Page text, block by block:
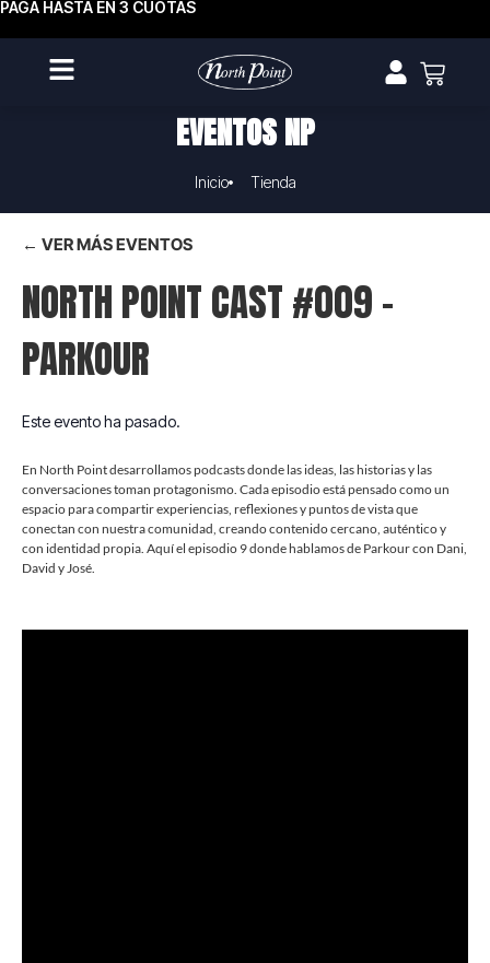
PAGA HASTA EN 3 CUOTAS
EVENTOS NP
Inicio Tienda
← VER MÁS EVENTOS
NORTH POINT CAST #009 –
PARKOUR
Este evento ha pasado.
En North Point desarrollamos podcasts donde las ideas, las historias y las
conversaciones toman protagonismo. Cada episodio está pensado como un
espacio para compartir experiencias, reflexiones y puntos de vista que
conectan con nuestra comunidad, creando contenido cercano, auténtico y
con identidad propia. Aquí el episodio 9 donde hablamos de Parkour con Dani,
David y José.